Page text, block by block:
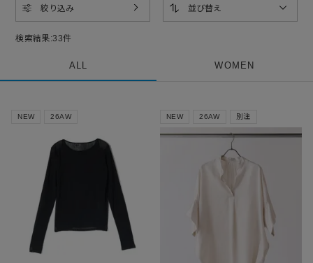
検索結果:33件
絞り込み 並び替え
ALL WOMEN
NEW 26AW NEW 26AW 別注